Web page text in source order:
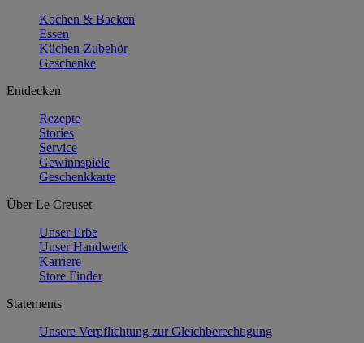
Kochen & Backen
Essen
Küchen-Zubehör
Geschenke
Entdecken
Rezepte
Stories
Service
Gewinnspiele
Geschenkkarte
Über Le Creuset
Unser Erbe
Unser Handwerk
Karriere
Store Finder
Statements
Unsere Verpflichtung zur Gleichberechtigung